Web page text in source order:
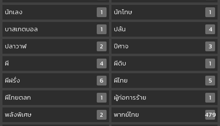
นักเลง
1 นักโทษ
1
บาสเกตบอล
1 ปล้น
4
ปลาวาฬ
2 ปีศาจ
3
ผี
4 ผีดิบ
1
ผีฝรั่ง
6 ผีไทย
5
ผีไทยตลก
1 ผู้ก่อการร้าย
1
พลังพิเศษ
2 พากย์ไทย
479